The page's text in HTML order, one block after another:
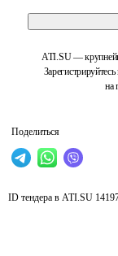
ATI.SU —
на
Поделиться
ID тендера в ATI.SU